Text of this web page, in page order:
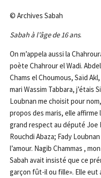
© Archives Sabah
Sabah à l’âge de 16 ans.
On m’appela aussi la
poète Chahrour el Wadi.
Chams el Choumous, Saïd
mari Wassim Tabbara, j’étais
Loubnan me choisit pour
propos des maris, elle
grand respect au député Joe
Rouchdi Abaza; Fady
l’amour. Nagib Chammas ,
Sabah avait insisté que ce
garçon fût-il ou fille». Elle eut